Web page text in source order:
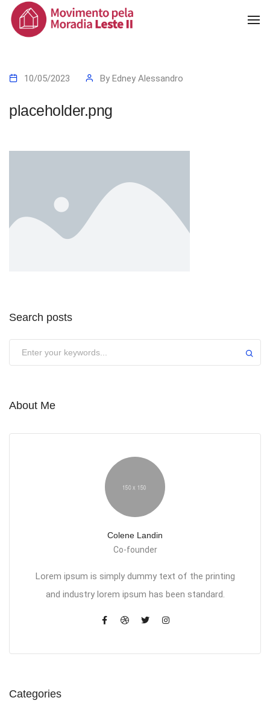
10/05/2023 By Edney Alessandro
placeholder.png
Search posts
About Me
Colene Landin
Co-founder
Lorem ipsum is simply dummy text of the printing
and industry lorem ipsum has been standard.
Categories